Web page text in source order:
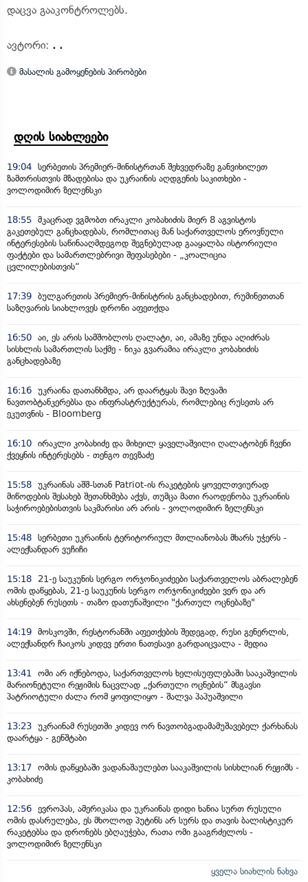
დაცვა გააკონტროლებს.
ავტორი: . .
მასალის გამოყენების პირობები
დღის სიახლეები
19:04 სერბეთის პრემიერ-მინისტრთან შეხვედრაზე განვიხილეთ
ზამთრისთვის მზადებისა და უკრაინის აღდგენის საკითხები -
ვოლოდიმირ ზელენსკი
18:55 მკაცრად ვგმობთ ირაკლი კობახიძის მიერ 8 აგვისტოს
გაკეთებულ განცხადებას, რომლითაც მან საქართველოს ეროვნული
ინტერესების საწინააღმდეგოდ შეგნებულად გააყალბა ისტორიული
ფაქტები და სამართლებრივი შეფასებები - „კოალიცია
ცვლილებისთვის“
17:39 ბულგარეთის პრემიერ-მინისტრის განცხადებით, რუმინეთთან
საზღვარის სიახლოვეს დრონი აფეთქდა
16:50 აი, ეს არის სამშობლოს ღალატი, აი, ამაზე უნდა აღიძრას
სისხლის სამართლის საქმე - ნიკა გვარამია ირაკლი კობახიძის
განცხადებაზე
16:16 უკრაინა დათანხმდა, არ დაარტყას შავი ზღვაში
ნავთობტანკერებსა და ინფრასტრუქტურას, რომლებიც რუსეთს არ
ეკუთვნის - Bloomberg
16:10 ირაკლი კობახიძე და მიხეილ ყაველაშვილი ღალატობენ ჩვენი
ქვეყნის ინტერესებს - თენგო თევზაძე
15:58 უკრაინას აშშ-სთან Patriot-ის რაკეტების ყოველთვიურად
მიწოდების შესახებ შეთანხმება აქვს, თუმცა მათი რაოდენობა უკრაინის
საჭიროებებისთვის საკმარისი არ არის - ვოლოდიმირ ზელენსკი
15:48 სერბეთი უკრაინის ტერიტორიულ მთლიანობას მხარს უჭერს -
ალექსანდარ ვუჩიჩი
15:18
21-ე საუკუნის სერგო ორჯონიკიძეები საქართველოს აბრალებენ
ომის დაწყებას, 21-ე საუკუნის სერგო ორჯონიკიძეები ვერ და არ
ახსენებენ რუსეთს - თაზო დათუნაშვილი "ქართულ ოცნებაზე"
14:19 მოსკოვში, რესტორანში აფეთქების შედეგად, რუსი გენერლის,
ალექსანდრ ჩაიკოს კიდევ ერთი ნათესავი გარდაიცვალა - მედია
13:41
ომი არ იქნებოდა, საქართველოს ხელისუფლებაში სააკაშვილის
მარიონეტული რეჟიმის ნაცვლად „ქართული ოცნების“ მსგავსი
პატრიოტული ძალა რომ ყოფილიყო - შალვა პაპუაშვილი
13:23 უკრაინამ რუსეთში კიდევ ორ ნავთობგადამამუშავებელ ქარხანას
დაარტყა - გენშტაბი
13:17 ომის დაწყებაში ვადანაშაულებთ სააკაშვილის სისხლიან რეჟიმს -
კობახიძე
12:56 ევროპას, ამერიკასა და უკრაინას დიდი ხანია სურთ რუსული
ომის დასრულება, ეს მხოლოდ პუტინს არ სურს და თავის ბალისტიკურ
რაკეტებსა და დრონებს ებღაუჭება, რათა ომი გააგრძელოს -
ვოლოდიმირ ზელენსკი
ყველა სიახლის ნახვა